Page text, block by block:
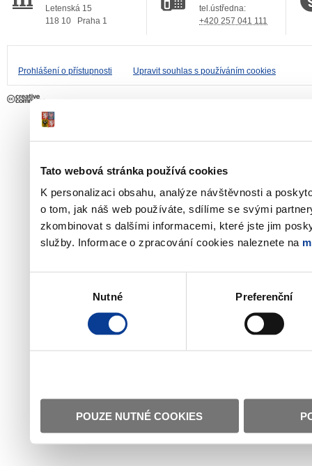
Tato webová stránka používá cookies
K personalizaci obsahu, analýze návštěvnosti a
o tom, jak náš web používáte, sdílíme se svými
zkombinovat s dalšími informacemi, které jste jim
služby. Informace o zpracování cookies naleznete na
Nutné Preferenční
POUZE NUTNÉ COOKIES
Letenská 15
118 10
Praha 1
tel.ústředna:
+420 257 041 111
Prohlášení o přístupnosti Upravit souhlas s používáním cookies